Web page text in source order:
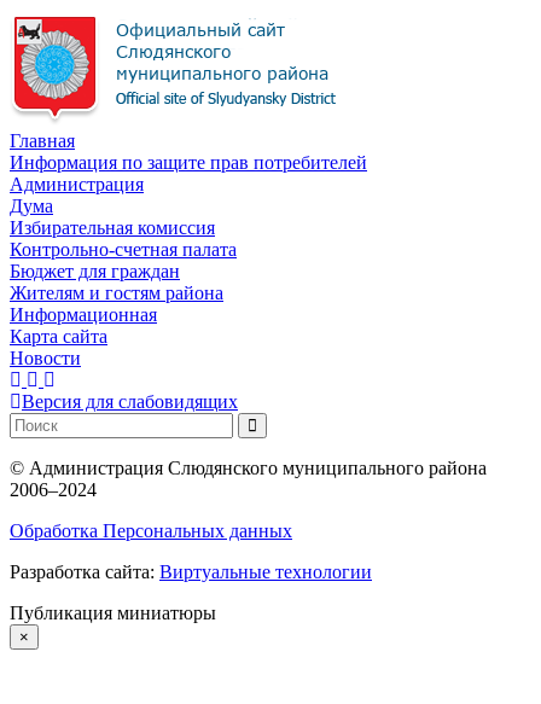
Главная
Информация по защите прав потребителей
Администрация
Дума
Избирательная комиссия
Контрольно-счетная палата
Бюджет для граждан
Жителям и гостям района
Информационная
Карта сайта
Новости
Версия для слабовидящих
© Администрация Слюдянского муниципального района
2006–2024
Обработка Персональных данных
Разработка сайта: Виртуальные технологии
Публикация миниатюры
×